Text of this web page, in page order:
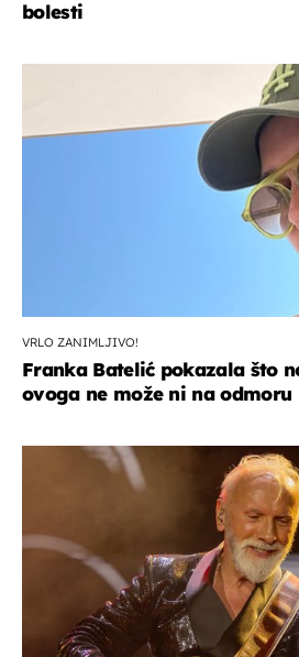
bolesti
VRLO ZANIMLJIVO!
Franka Batelić pokazala što
ovoga ne može ni na odmoru